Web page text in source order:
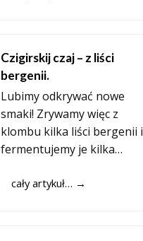
Czigirskij czaj – z liści
bergenii.
Lubimy odkrywać nowe
smaki! Zrywamy więc z
klombu kilka liści bergenii i
fermentujemy je kilka…
cały artykuł… →